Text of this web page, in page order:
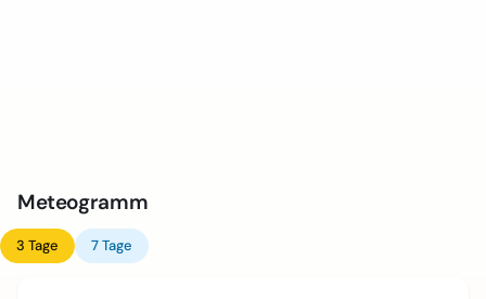
Meteogramm
3 Tage 7 Tage